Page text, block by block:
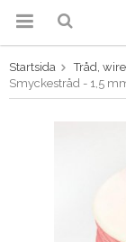
Startsida Tråd,
Smyckestråd - 1,5